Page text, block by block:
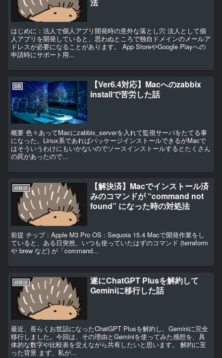
はじめに：法人で個人アプリ開発時の意外な落とし穴 法人として個
人アプリを開発していると、思わぬところで独自ドメインのメールア
ドレスが必要になることがあります。 App StoreやGoogle Playへの
申請時にサポート用...
DB
【Ver6.4対応】Macへのzabbix
installで苦労した話
概要 色々あってMacにzabbix_serverを入れて監視サーバをたてる事
になった。Linux系であればパッケージインストールできるがMacで
はそういうわけにもいかないのでソースインストールするとたくさん
の罠があったので...
経験談
【解決済】Macでインストール済
みのコマンドが “command not
found” になった時の対処法
前提 チップ : Apple M3 Pro OS : Sequoia 15.4 Macで開発作業をし
ていると、ある日突然、いつも使っていたはずのコマンド (terraform
や brew など) が「command...
経験談
遂にChatGPT Plusを解約して
Geminiに移行した話
最近、長らくお世話になったChatGPT Plusを解約し、Geminiに完全
移行しました。今回は、その理由とGeminiを使ってみた感想を、具
体的な数字や比較表を交えながら共有したいと思います。 解約に至
った背景 まず、私が...